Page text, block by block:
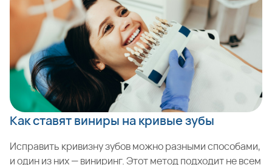
Как ставят виниры на кривые зубы
Исправить кривизну зубов можно разными способами,
и один из них — виниринг. Этот метод подходит не всем